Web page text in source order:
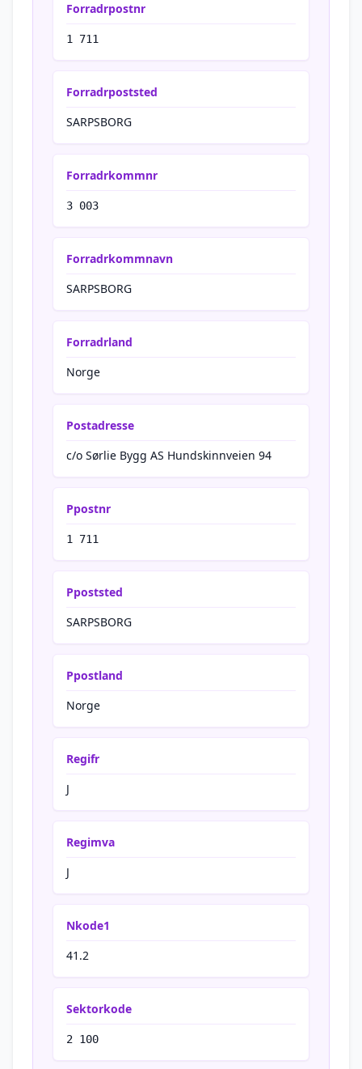
Forradrpostnr
1 711
Forradrpoststed
SARPSBORG
Forradrkommnr
3 003
Forradrkommnavn
SARPSBORG
Forradrland
Norge
Postadresse
c/o Sørlie Bygg AS Hundskinnveien 94
Ppostnr
1 711
Ppoststed
SARPSBORG
Ppostland
Norge
Regifr
J
Regimva
J
Nkode1
41.2
Sektorkode
2 100